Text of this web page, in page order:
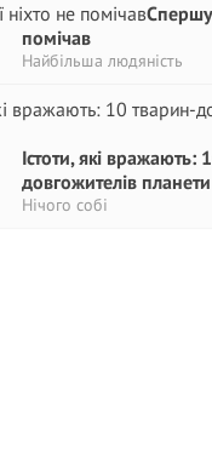
Спершу
помічав
Найбільша людяність
Істоти, які вражають:
довгожителів планети
Нічого собі